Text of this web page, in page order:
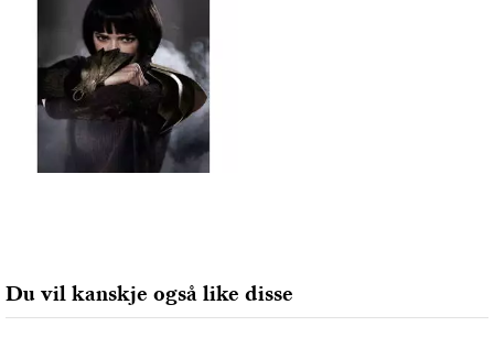
Du vil kanskje også like disse